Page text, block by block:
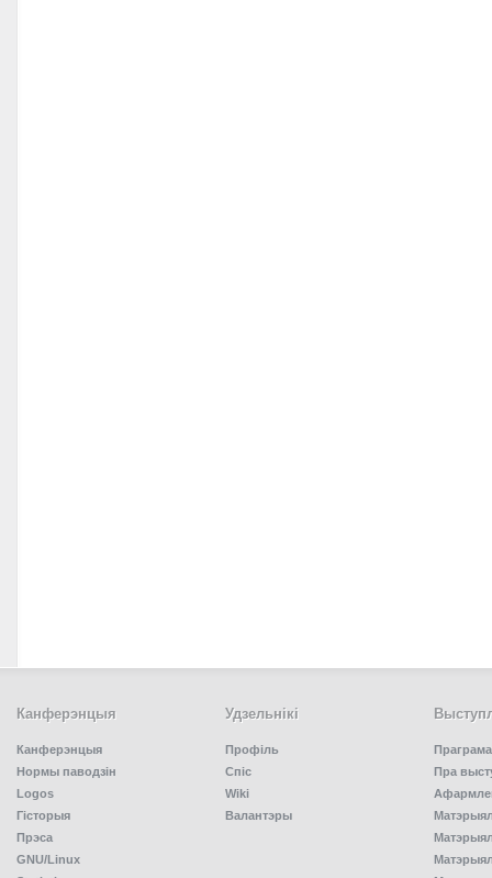
Канферэнцыя
Канферэнцыя
Нормы паводзін
Logos
Гісторыя
Прэса
GNU/Linux
Удзельнiкi
Профіль
Спiс
Wiki
Валантэры
Праграма
Пра